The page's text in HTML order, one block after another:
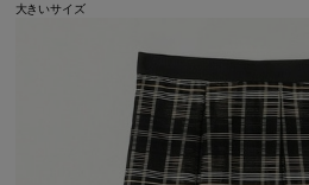
大きいサイズ